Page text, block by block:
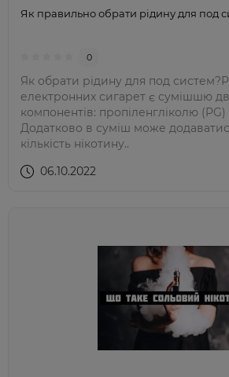
Як правильно обрати рідину для под
0
Як обрати рідину для под
електронних сигарет є сумішшю
компонентів: пропіленгліколю (PG)
Додатково в суміш може
кількість нікотину..
06.10.2022